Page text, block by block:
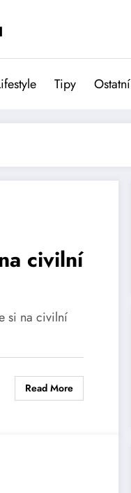
Tipy Ostatní
civilní
si na civilní
Read More